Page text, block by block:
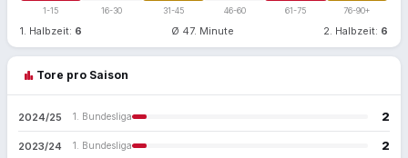
1-15 16-30 31-45 46-60 61-75 76-90+
1. Halbzeit: 6 Ø 47. Minute 2. Halbzeit: 6
bar_chart Tore pro Saison
2024/25 1. Bundesliga 2
2023/24 1. Bundesliga 2